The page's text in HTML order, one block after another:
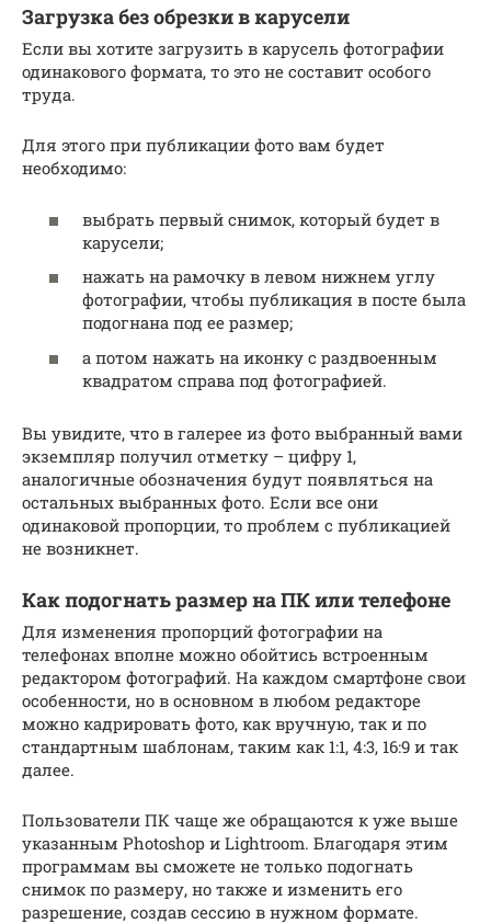
Загрузка без обрезки в карусели
Если вы хотите загрузить в карусель фотографии
одинакового формата, то это не составит особого
труда.
Для этого при публикации фото вам будет
необходимо:
выбрать первый снимок, который будет в
карусели;
нажать на рамочку в левом нижнем углу
фотографии, чтобы публикация в посте была
подогнана под ее размер;
а потом нажать на иконку с раздвоенным
квадратом справа под фотографией.
Вы увидите, что в галерее из фото выбранный вами
экземпляр получил отметку – цифру 1,
аналогичные обозначения будут появляться на
остальных выбранных фото. Если все они
одинаковой пропорции, то проблем с публикацией
не возникнет.
Как подогнать размер на ПК или телефоне
Для изменения пропорций фотографии на
телефонах вполне можно обойтись встроенным
редактором фотографий. На каждом смартфоне свои
особенности, но в основном в любом редакторе
можно кадрировать фото, как вручную, так и по
стандартным шаблонам, таким как 1:1, 4:3, 16:9 и так
далее.
Пользователи ПК чаще же обращаются к уже выше
указанным Photoshop и Lightroom. Благодаря этим
программам вы сможете не только подогнать
снимок по размеру, но также и изменить его
разрешение, создав сессию в нужном формате.